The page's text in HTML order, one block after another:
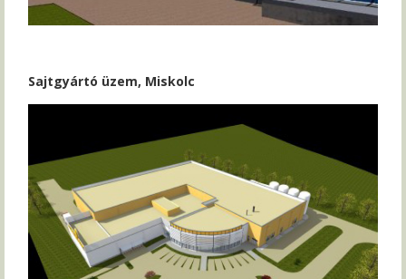
Sajtgyártó üzem, Miskolc